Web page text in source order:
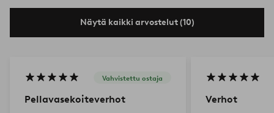
Näytä kaikki arvostelut (10)
Vahvistettu ostaja
Pellavasekoiteverhot Verhot